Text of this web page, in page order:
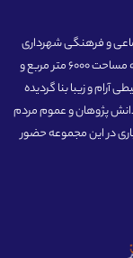
و فرهنگی شهرداری
منطقه یک تهران، در شمال تهران در سال 1379 در زمینی به مساحت 6000 متر مربع و
و در محیطی آرام و زیبا بنا گردیده
پژوهان و عموم مردم
در این مجموعه حضور